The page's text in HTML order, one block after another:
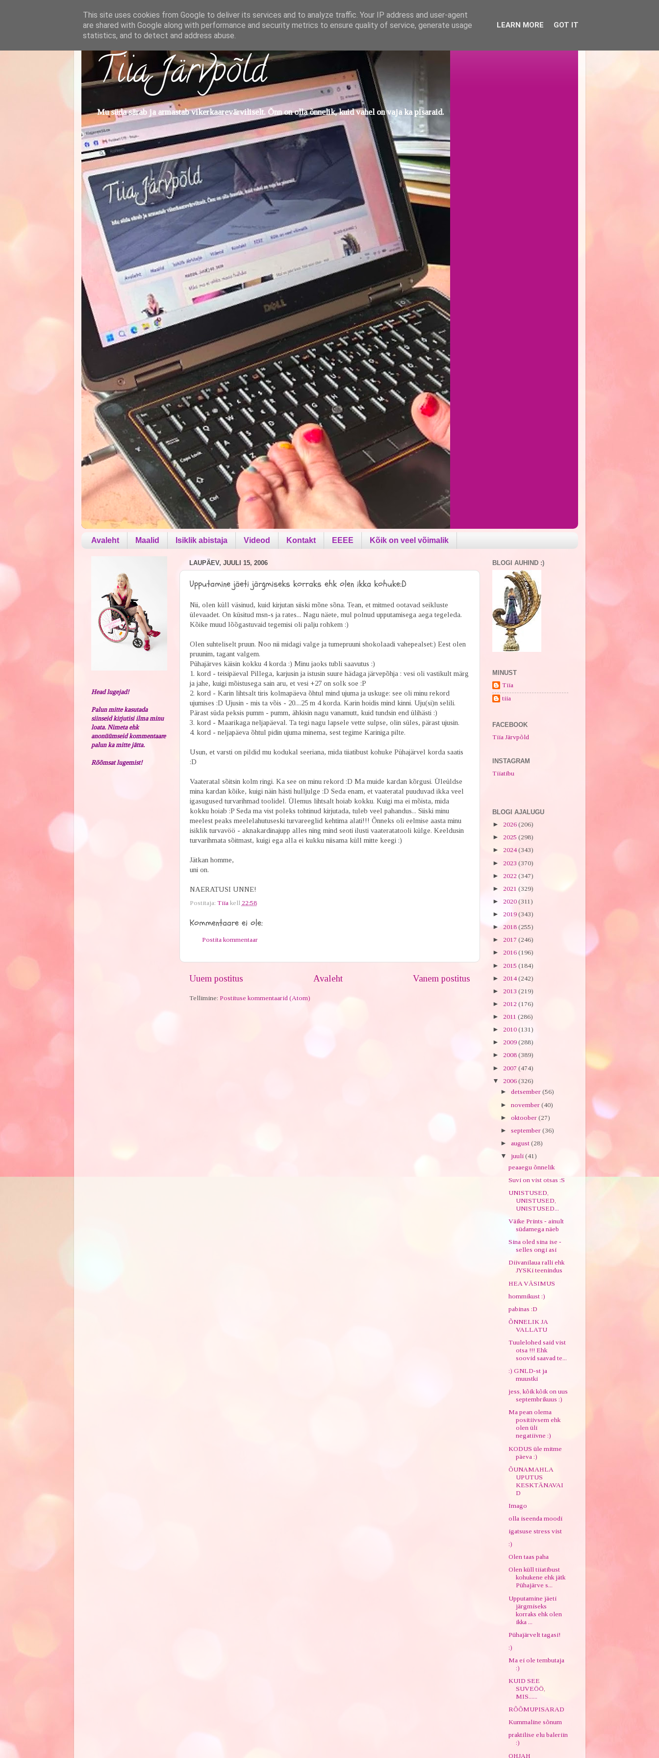
Tiia Järvpõld
Mu süda särab ja armastab vikerkaarevärviliselt. Õnn on olla õnnelik, kuid vahel on vaja ka pisaraid.
Avaleht Maalid Isiklik abistaja Videod Kontakt EEEE Kõik on veel võimalik
LAUPÄEV, JUULI 15, 2006
Upputamine jäeti järgmiseks korraks ehk olen ikka kohuke:D
Nii, olen küll väsinud, kuid kirjutan siiski mõne sõna. Tean, et mitmed ootavad seikluste
ülevaadet. On küsitud msn-s ja rates... Nagu näete, mul polnud upputamisega aega tegeleda.
Kõike muud lõõgastuvaid tegemisi oli palju rohkem :)
Olen suhteliselt pruun. Noo nii midagi valge ja tumepruuni shokolaadi vahepealset:) Eest olen
pruunim, tagant valgem.
Pühajärves käisin kokku 4 korda :) Minu jaoks tubli saavutus :)
1. kord - teisipäeval Pillega, karjusin ja istusin suure hädaga järvepõhja : vesi oli vastikult märg
ja jahe, kuigi mõistusega sain aru, et vesi +27 on solk soe :P
2. kord - Karin lihtsalt tiris kolmapäeva õhtul mind ujuma ja uskuge: see oli minu rekord
ujumises :D Ujusin - mis ta võis - 20....25 m 4 korda. Karin hoidis mind kinni. Uju(si)n selili.
Pärast süda peksis pumm - pumm, ähkisin nagu vanamutt, kuid tundsin end ülihästi :)
3. kord - Maarikaga neljapäeval. Ta tegi nagu lapsele vette sulpse, olin süles, pärast ujusin.
4. kord - neljapäeva õhtul pidin ujuma minema, sest tegime Kariniga pilte.
Usun, et varsti on pildid mu kodukal seeriana, mida tiiatibust kohuke Pühajärvel korda saatis
:D
Vaateratal sõitsin kolm ringi. Ka see on minu rekord :D Ma muide kardan kõrgusi. Üleüldse
mina kardan kõike, kuigi näin hästi hulljulge :D Seda enam, et vaateratal puuduvad ikka veel
igasugused turvarihmad toolidel. Ülemus lihtsalt hoiab kokku. Kuigi ma ei mõista, mida
kokku hoiab :P Seda ma vist poleks tohtinud kirjutada, tuleb veel pahandus... Siiski minu
meelest peaks meelelahutuseski turvareeglid kehtima alati!!! Õnneks oli eelmise aasta minu
isiklik turvavöö - aknakardinajupp alles ning mind seoti ilusti vaateratatooli külge. Keeldusin
turvarihmata sõitmast, kuigi ega alla ei kukku niisama küll mitte keegi :)
Jätkan homme,
uni on.
NAERATUSI UNNE!
Postitaja: Tiia kell 22:58
Kommentaare ei ole:
Postita kommentaar
Uuem postitus Vanem postitus
Avaleht
Tellimine: Postituse kommentaarid (Atom)
Head lugejad!
Palun mitte kasutada
siinseid kirjutisi ilma minu
loata. Nimeta ehk
anonüümseid kommentaare
palun ka mitte jätta.
Rõõmsat lugemist!
BLOGI AUHIND :)
MINUST
Tiia
tiia
FACEBOOK
Tiia Järvpõld
INSTAGRAM
Tiiatibu
BLOGI AJALUGU
► 2026 (206)
► 2025 (298)
► 2024(343)
► 2023 (370)
► 2022 (347)
► 2021 (329)
► 2020 (311)
► 2019 (343)
► 2018 (255)
► 2017 (246)
► 2016 (196)
► 2015 (184)
► 2014(242)
► 2013 (219)
► 2012 (176)
► 2011 (286)
► 2010 (131)
► 2009 (288)
► 2008 (389)
► 2007 (474)
▼ 2006 (326)
► detsember (56)
► november (40)
► oktoober (27)
► september (36)
► august (28)
▼ juuli (41)
peaaegu õnnelik
Suvi on vist otsas :S
UNISTUSED,
UNISTUSED,
UNISTUSED...
Väike Prints - ainult
südamega näeb
Sina oled sina ise -
selles ongi asi
Diivanilaua ralli ehk
JYSKi teenindus
HEA VÄSIMUS
hommikust :)
pabinas :D
ÕNNELIK JA
VALLATU
Tuulelohed said vist
otsa !!! Ehk
soovid saavad te...
:) GNLD-st ja
muustki
jess, kõik kõik on uus
septembrikuus :)
Ma pean olema
positiivsem ehk
olen üli
negatiivne :)
KODUS üle mitme
päeva :)
ÕUNAMAHLA
UPUTUS
KESKTÄNAVAI
D
Imago
olla iseenda moodi
igatsuse stress vist
:)
Olen taas paha
Olen küll tiiatibust
kohukene ehk jätk
Pühajärve s...
Upputamine jäeti
järgmiseks
korraks ehk olen
ikka ...
Pühajärvelt tagasi!
:)
Ma ei ole tembutaja
:)
KUID SEE
SUVEÖÖ,
MIS......
RÕÕMUPISARAD
Kummaline sõnum
praktilise elu baleriin
:)
OHJAH
This site uses cookies from Google to deliver its services and to analyze traffic. Your IP address and user-agent
are shared with Google along with performance and security metrics to ensure quality of service, generate usage
statistics, and to detect and address abuse.
LEARN MORE GOT IT